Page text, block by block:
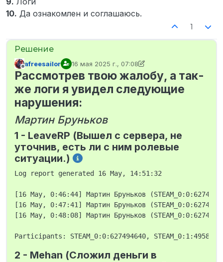
10. Да ознакомлен и соглашаюсь.
1
Не в сети
afreesailor 16 мая 2025 г., 07:08
отредактировано afreesailor
Рассмотрев твою жалобу, а так-
же логи я увидел следующие
нарушения:
Мартин Бруньков
1 - LeaveRP (Вышел с сервера, не
уточнив, есть ли с ним ролевые
ситуации.)
Log report generated 16 May, 14:51:32
[16 May, 0:46:44] Мартин Бруньков
[16 May, 0:47:41] Мартин Бруньков
[16 May, 0:48:08] Мартин Бруньков
2 - Mehan (Сложил деньги в